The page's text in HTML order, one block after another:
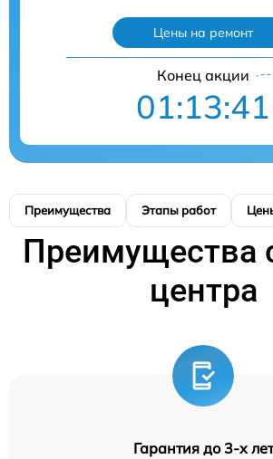
Цены на ремонт
Конец акции
01:13:41
Преимущества Этапы работ
Преимущества
центра
Гарантия до 3-х лет